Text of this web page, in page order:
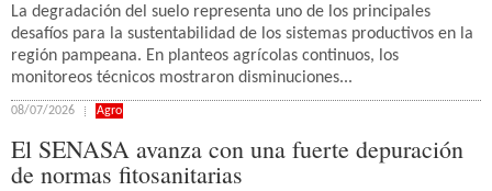
La degradación del suelo representa uno de los principales
desafíos para la sustentabilidad de los sistemas productivos en la
región pampeana. En planteos agrícolas continuos, los
monitoreos técnicos mostraron disminuciones...
08/07/2026 Agro
El SENASA avanza con una fuerte depuración
de normas fitosanitarias